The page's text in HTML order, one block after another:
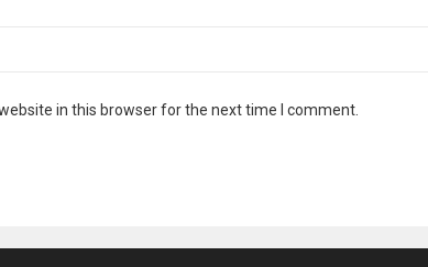
in this browser for the next time I comment.